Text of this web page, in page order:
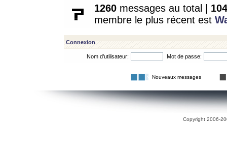
1260 messages au total | 104
membre le plus récent est
Connexion
Nom d’utilisateur: Mot de passe:
Nouveaux messages
Copyright 2006-